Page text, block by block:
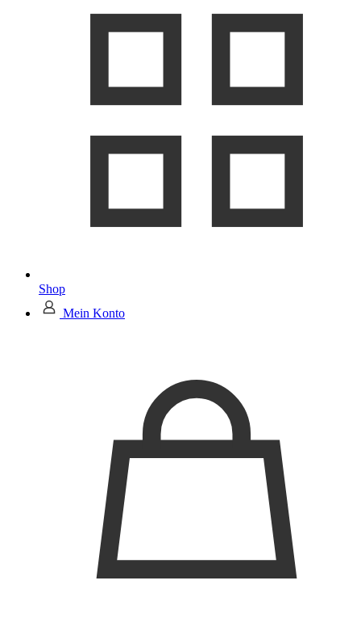
Shop
Mein Konto